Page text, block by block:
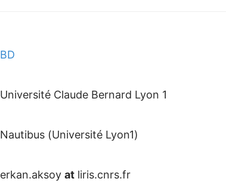
BD
Université Claude Bernard Lyon 1
Nautibus (Université Lyon1)
erkan.aksoy at liris.cnrs.fr